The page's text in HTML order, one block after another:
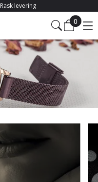
Rask levering
0